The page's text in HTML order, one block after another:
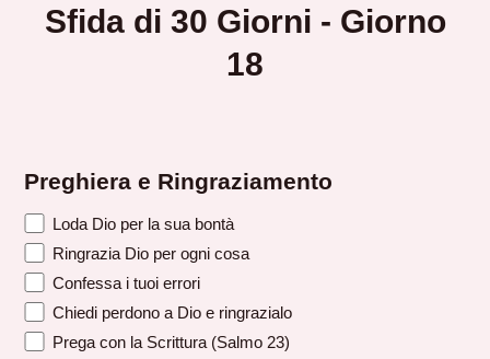
Sfida di 30 Giorni - Giorno
18
Preghiera e Ringraziamento
Loda Dio per la sua bontà
Ringrazia Dio per ogni cosa
Confessa i tuoi errori
Chiedi perdono a Dio e ringrazialo
Prega con la Scrittura (Salmo 23)